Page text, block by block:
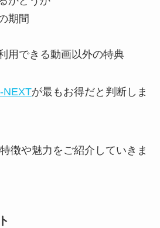
期間
用できる動画以外の特典
NEXTが最もお得だと判断しま
徴や魅力をご紹介していきま